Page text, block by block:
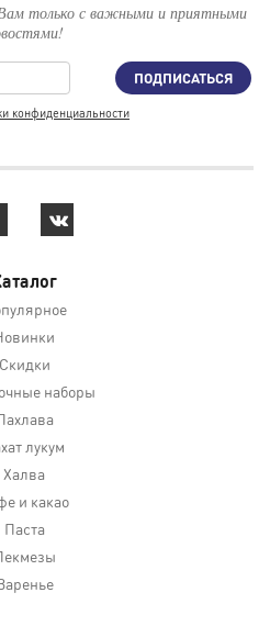
только с важными и приятными
ПОДПИСАТЬСЯ
конфиденциальности
Скидки
наборы
лукум
Халва
и какао
Паста